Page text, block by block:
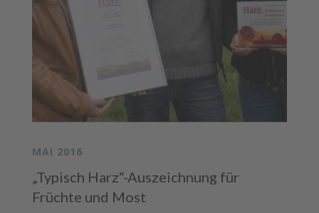
MAI 2016
„Typisch Harz“-Auszeichnung für
Früchte und Most